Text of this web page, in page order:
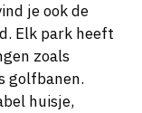
je ook de
Elk park heeft
zoals
golfbanen.
huisje,